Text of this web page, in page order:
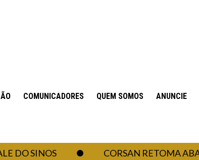
COMUNICADORES QUEM SOMOS ANUNCIE
SINOS CORSAN RETOMA